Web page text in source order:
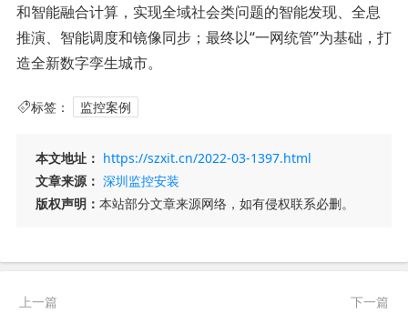
和智能融合计算，实现全域社会类问题的智能发现、全息
推演、智能调度和镜像同步；最终以“一网统管”为基础，打
造全新数字孪生城市。
标签： 监控案例
本文地址： https://szxit.cn/2022-03-1397.html
文章来源： 深圳监控安装
版权声明： 本站部分文章来源网络，如有侵权联系必删。
上一篇 下一篇